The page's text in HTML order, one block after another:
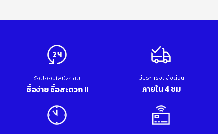
ช้อปออนไลน์24 ชม.
ซื้อง่าย ซื้อสะดวก !!
มีบริการจัดส่งด่วน
ภายใน 4 ชม